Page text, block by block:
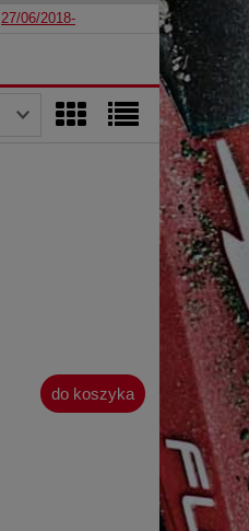
27/06/2018-
do koszyka